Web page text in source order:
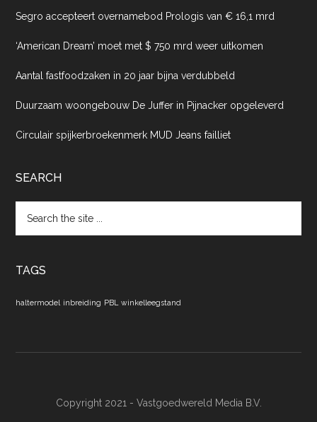
Segro accepteert overnamebod Prologis van € 16,1 mrd
‘American Dream’ moet met $ 750 mrd weer uitkomen
Aantal fastfoodzaken in 20 jaar bijna verdubbeld
Duurzaam woongebouw De Juffer in Pijnacker opgeleverd
Circulair spijkerbroekenmerk MUD Jeans failliet
SEARCH
the
TAGS
haltermodel inbreiding PBL winkelleegstand
Copyright 2021 - Vastgoedwereld Media B.V.